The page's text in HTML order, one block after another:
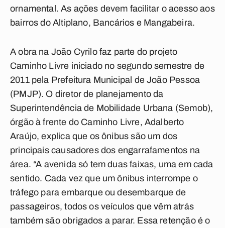
ornamental. As ações devem facilitar o acesso aos
bairros do Altiplano, Bancários e Mangabeira.
A obra na João Cyrilo faz parte do projeto
Caminho Livre iniciado no segundo semestre de
2011 pela Prefeitura Municipal de João Pessoa
(PMJP). O diretor de planejamento da
Superintendência de Mobilidade Urbana (Semob),
órgão à frente do Caminho Livre, Adalberto
Araújo, explica que os ônibus são um dos
principais causadores dos engarrafamentos na
área. “A avenida só tem duas faixas, uma em cada
sentido. Cada vez que um ônibus interrompe o
tráfego para embarque ou desembarque de
passageiros, todos os veículos que vêm atrás
também são obrigados a parar. Essa retenção é o